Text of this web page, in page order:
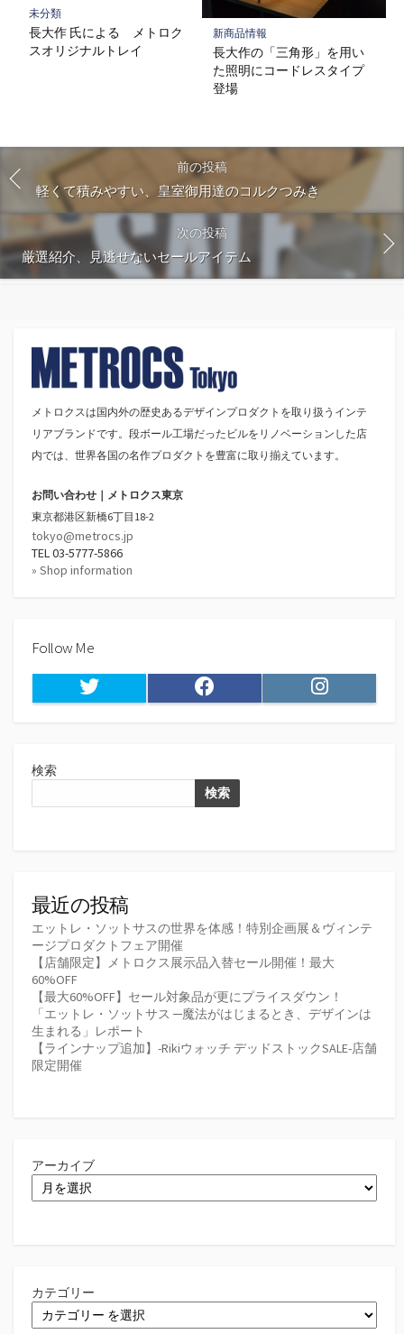
未分類
長大作 氏による メトロク
スオリジナルトレイ
新商品情報
長大作の「三角形」を用い
た照明にコードレスタイプ
登場
前の投稿
軽くて積みやすい、皇室御用達のコルクつみき
次の投稿
厳選紹介、見逃せないセールアイテム
メトロクスは国内外の歴史あるデザインプロダクトを取り扱うインテ
リアブランドです。段ボール工場だったビルをリノベーションした店
内では、世界各国の名作プロダクトを豊富に取り揃えています。
お問い合わせ｜メトロクス東京
東京都港区新橋6丁目18-2
tokyo@metrocs.jp
TEL 03-5777-5866
» Shop information
Follow Me
Twitter Facebook Instagram
検索
検索
最近の投稿
エットレ・ソットサスの世界を体感！特別企画展＆ヴィンテ
ージプロダクトフェア開催
【店舗限定】メトロクス展示品入替セール開催！最大
60%OFF
【最大60%OFF】セール対象品が更にプライスダウン！
「エットレ・ソットサス ─魔法がはじまるとき、デザインは
生まれる」レポート
【ラインナップ追加】-Rikiウォッチ デッドストックSALE-店舗
限定開催
アーカイブ
カテゴリー